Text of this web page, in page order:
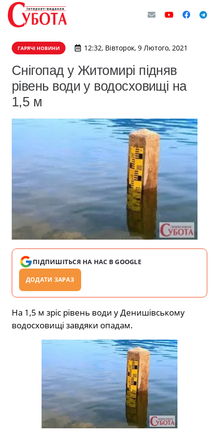
ГАРЯЧІ НОВИНИ 12:32, Вівторок, 9 Лютого, 2021
Снігопад у Житомирі підняв
рівень води у водосховищі на
1,5 м
ПІДПИШІТЬСЯ НА НАС В GOOGLE
ДОДАТИ ЗАРАЗ
На 1,5 м зріс рівень води у Денишівському
водосховищі завдяки опадам.